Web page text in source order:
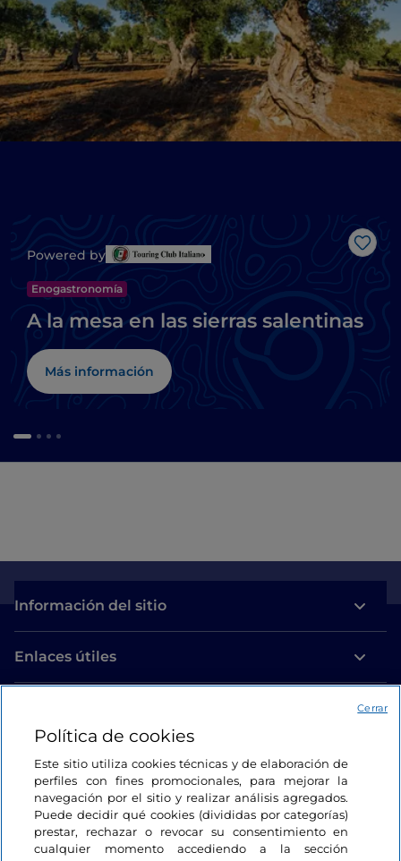
Me
Powered by
Enogastronomía
A la mesa en las sierras salentinas
Más información
Información del sitio
Enlaces útiles
Estamos en contacto
Política de cookies
Este sitio utiliza cookies técnicas y de elaboración de
perfiles con fines promocionales, para mejorar la
navegación por el sitio y realizar análisis agregados.
Puede decidir qué cookies (divididas por categorías)
prestar, rechazar o revocar su consentimiento en
cualquier momento accediendo a la sección
Cerrar